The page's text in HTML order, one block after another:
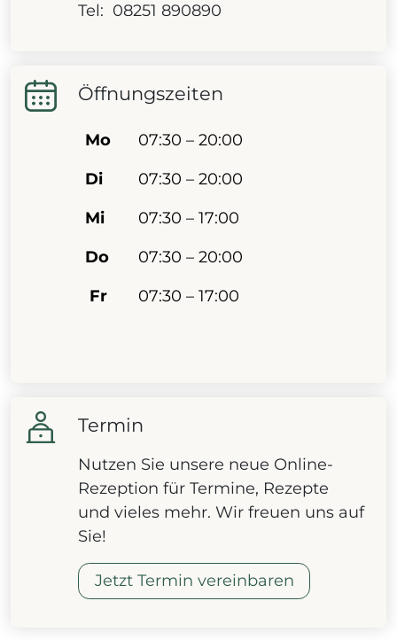
Tel: 08251 890890
Öffnungszeiten
Mo
07:30 – 20:00
Di
07:30 – 20:00
Mi
07:30 – 17:00
Do
07:30 – 20:00
Fr
07:30 – 17:00
Termin
Nutzen Sie unsere neue Online-
Rezeption für Termine, Rezepte
und vieles mehr. Wir freuen uns auf
Sie!
Jetzt Termin vereinbaren